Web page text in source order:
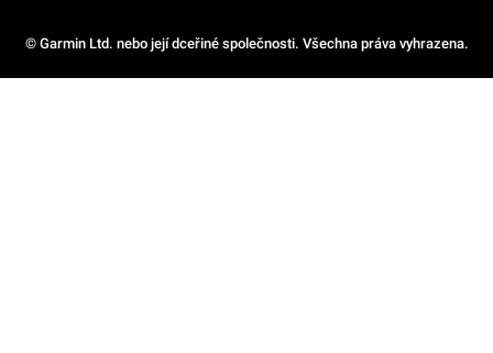
© Garmin Ltd. nebo její dceřiné společnosti. Všechna práva vyhrazena.